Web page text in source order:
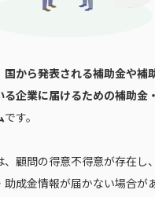
国から発表される補助金や補
る企業に届けるための補助金
です。
、顧問の得意不得意が存在し
成金情報が届かない場合が